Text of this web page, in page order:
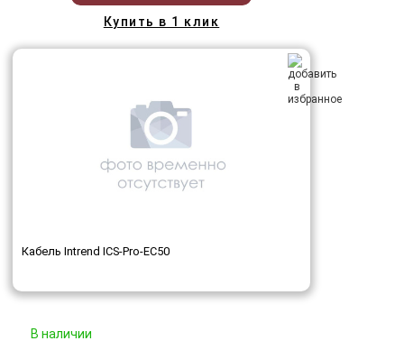
Купить в 1 клик
Кабель Intrend ICS-Pro-EC50
В наличии